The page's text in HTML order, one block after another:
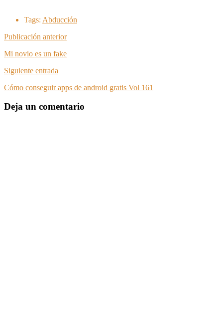
Tags: Abducción
Publicación anterior
Mi novio es un fake
Siguiente entrada
Cómo conseguir apps de android gratis Vol 161
Deja un comentario